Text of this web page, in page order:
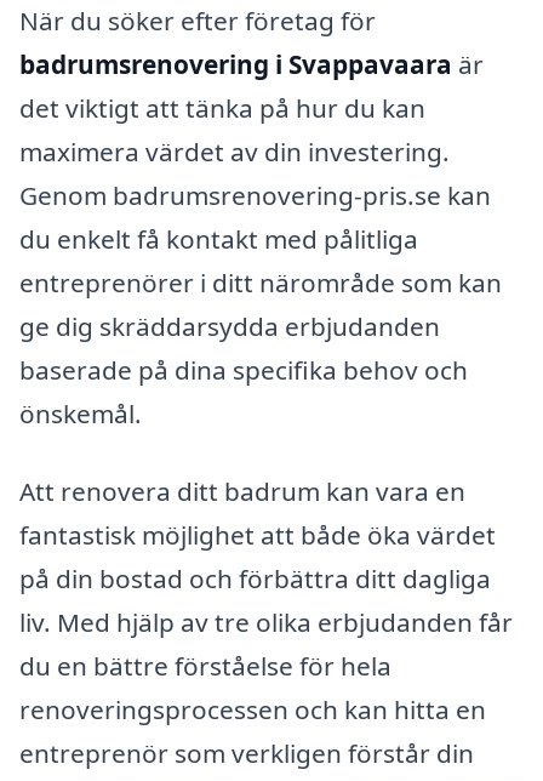
När du söker efter företag för
badrumsrenovering i Svappavaara är
det viktigt att tänka på hur du kan
maximera värdet av din investering.
Genom badrumsrenovering-pris.se kan
du enkelt få kontakt med pålitliga
entreprenörer i ditt närområde som kan
ge dig skräddarsydda erbjudanden
baserade på dina specifika behov och
önskemål.
Att renovera ditt badrum kan vara en
fantastisk möjlighet att både öka värdet
på din bostad och förbättra ditt dagliga
liv. Med hjälp av tre olika erbjudanden får
du en bättre förståelse för hela
renoveringsprocessen och kan hitta en
entreprenör som verkligen förstår din